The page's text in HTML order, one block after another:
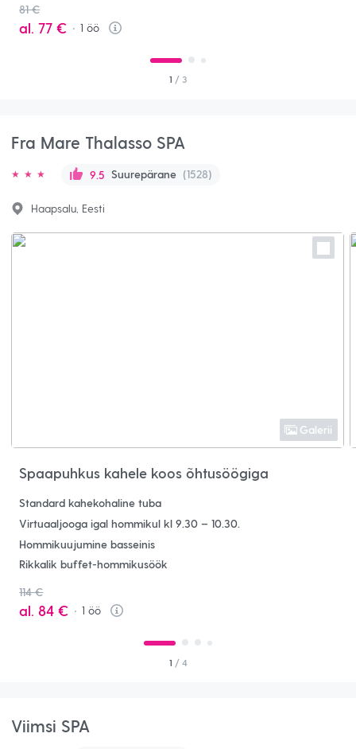
81 €
al. 77 € 1öö
Info
1 / 3
Fra Mare Thalasso SPA
9.5 Suurepärane (1528)
Haapsalu, Eesti
Galerii
Spaapuhkus kahele koos õhtusöögiga
Standard kahekohaline tuba
Virtuaaljooga igal hommikul kl 9.30 – 10.30.
Hommikuujumine basseinis
Rikkalik buffet-hommikusöök
114 €
al. 84 € 1öö
Info
1 / 4
Viimsi SPA